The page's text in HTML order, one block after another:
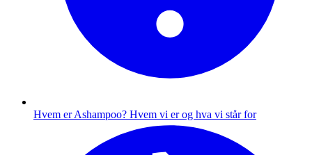
Hvem er Ashampoo? Hvem vi er og hva vi står for